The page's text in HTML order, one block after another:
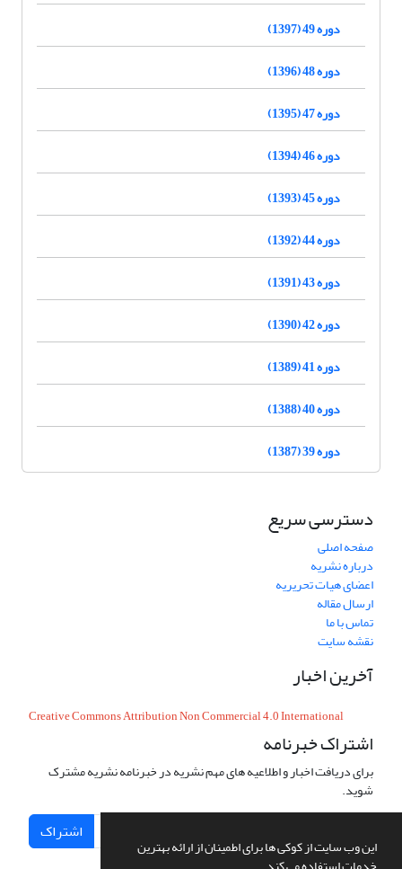
این وب سایت از کوکی ها برای اطمینان از ارائه بهترین
دوره 49 (1397)
دوره 48 (1396)
دوره 47 (1395)
دوره 46 (1394)
دوره 45 (1393)
دوره 44 (1392)
دوره 43 (1391)
دوره 42 (1390)
دوره 41 (1389)
دوره 40 (1388)
دوره 39 (1387)
دسترسی سریع
صفحه اصلی
درباره نشریه
اعضای هیات تحریریه
ارسال مقاله
تماس با ما
نقشه سایت
آخرین اخبار
Creative Commons Attribution Non Commercial 4.0 International
اشتراک خبرنامه
برای دریافت اخبار و اطلاعیه های مهم نشریه در خبرنامه نشریه مشترک
شوید.
اشتراک